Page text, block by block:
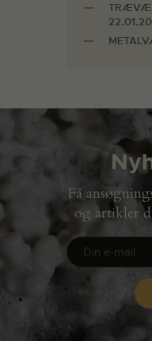
Få
og artikler